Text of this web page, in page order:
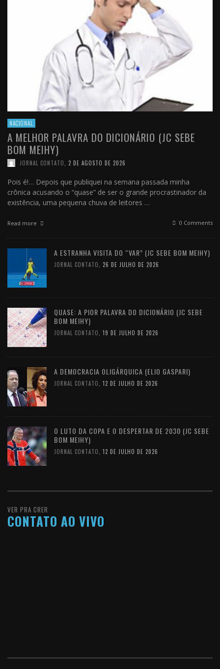
NACIONAL
A MELHOR PALAVRA DO DICIONÁRIO (JC SEBE
BOM MEIHY)
JORNAL CONTATO 2 DE AGOSTO DE 2026
Pois é!… Depois que publiquei na semana passada minha
crônica acusando o “quase” de ser o grande procrastinador da
existência, uma pequena chuva de leitores …
Read more 0 Comments
A ESTRANHA VISITA DO “VAR” (JC SEBE BOM MEIHY)
JORNAL CONTATO 26 DE JULHO DE 2026
QUASE: A PIOR PALAVRA DO DICIONÁRIO (JC SEBE
BOM MEIHY)
JORNAL CONTATO 19 DE JULHO DE 2026
A DEMOCRACIA OLIGÁRQUICA (ELIO GASPARI)
JORNAL CONTATO 12 DE JULHO DE 2026
O LUTO DA COPA E O DESPERTAR DE 2030 (JC SEBE
BOM MEIHY)
JORNAL CONTATO 12 DE JULHO DE 2026
VER PRA CRER
CONTATO AO VIVO